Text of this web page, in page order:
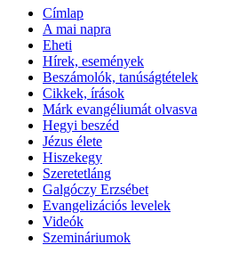
Címlap
A mai napra
Eheti
Hírek, események
Beszámolók, tanúságtételek
Cikkek, írások
Márk evangéliumát olvasva
Hegyi beszéd
Jézus élete
Hiszekegy
Szeretetláng
Galgóczy Erzsébet
Evangelizációs levelek
Videók
Szemináriumok